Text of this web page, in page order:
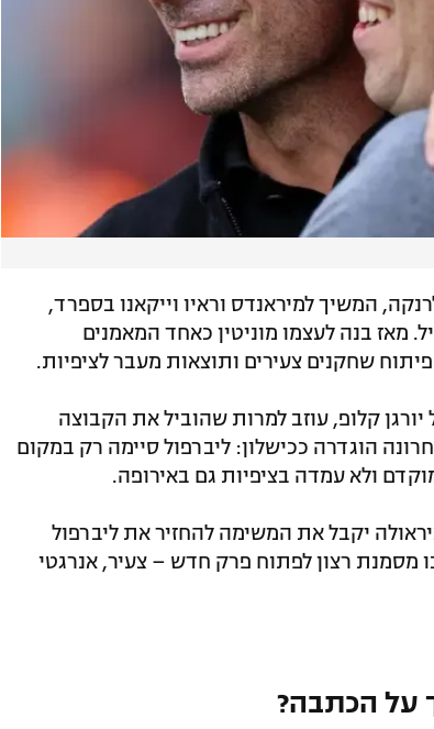
המשיך למיראנדס וראיו וייקאנו בספרד,
מאז בנה לעצמו מוניטין כאחד המאמנים
פיתוח שחקנים צעירים ותוצאות מעבר לציפיות.
בקיץ 2024 כמחליפו של יורגן קלופ, עוזב למרות שהוביל את הקבוצה
הוגדרה ככישלון: ליברפול סיימה רק במקום
ולא עמדה בציפיות גם באירופה.
יקבל את המשימה להחזיר את ליברפול
מסמנת רצון לפתוח פרק חדש – צעיר, אנרגטי
על הכתבה?